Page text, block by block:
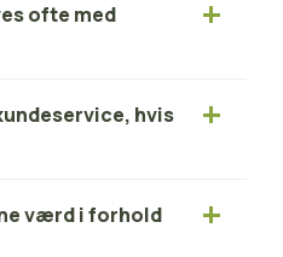
ofte med
hvis
værd i forhold